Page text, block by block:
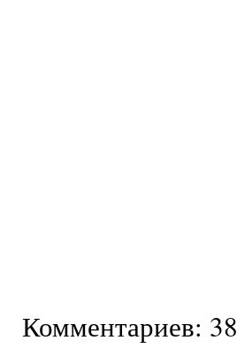
Комментариев: 38